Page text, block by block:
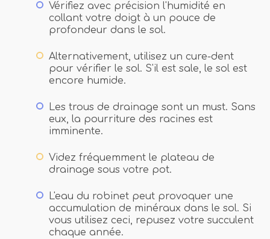
Vérifiez avec précision l'humidité en
collant votre doigt à un pouce de
profondeur dans le sol.
Alternativement, utilisez un cure-dent
pour vérifier le sol. S'il est sale, le sol est
encore humide.
Les trous de drainage sont un must. Sans
eux, la pourriture des racines est
imminente.
Videz fréquemment le plateau de
drainage sous votre pot.
L'eau du robinet peut provoquer une
accumulation de minéraux dans le sol. Si
vous utilisez ceci, repusez votre succulent
chaque année.